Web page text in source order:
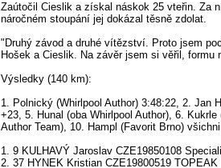
Zaútočil Cieslik a získal náskok 25 vteřin. Za
náročném stoupání jej dokázal těsně zdolat.
"Druhý závod a druhé vítězství. Proto jsem
Hošek a Cieslik. Na závěr jsem si věřil,
Výsledky (140 km):
1. Polnický (Whirlpool Author) 3:48:22, 2. Jan
+23, 5. Hunal (oba Whirlpool Author), 6.
Author Team), 10. Hampl (Favorit Brno)
1. 9 KULHAVÝ Jaroslav CZE19850108
2. 37 HYNEK Kristian CZE19800519